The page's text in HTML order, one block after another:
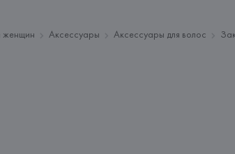
женщин Аксессуары Аксессуары для волос